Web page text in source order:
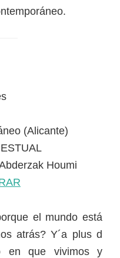
(Alicante)
Houmi
el mundo está
atrás? Y´a plus d
en que vivimos y